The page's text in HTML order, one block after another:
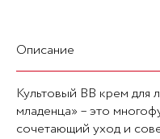
Описание
Культовый BB крем
младенца» – это
сочетающий уход и